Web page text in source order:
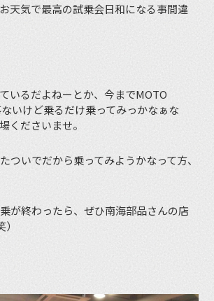
天気で最高の試乗会日和になる事間違
いるだよねーとか、今までMOTO
いけど乗るだけ乗ってみっかなぁな
くださいませ。
ついでだから乗ってみようかなって方、
が終わったら、ぜひ南海部品さんの店